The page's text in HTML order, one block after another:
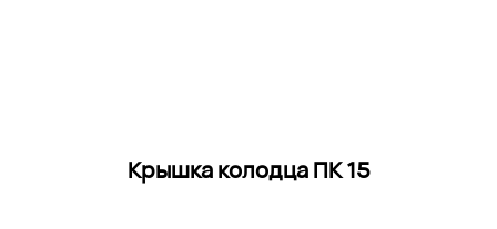
Крышка колодца ПК 15